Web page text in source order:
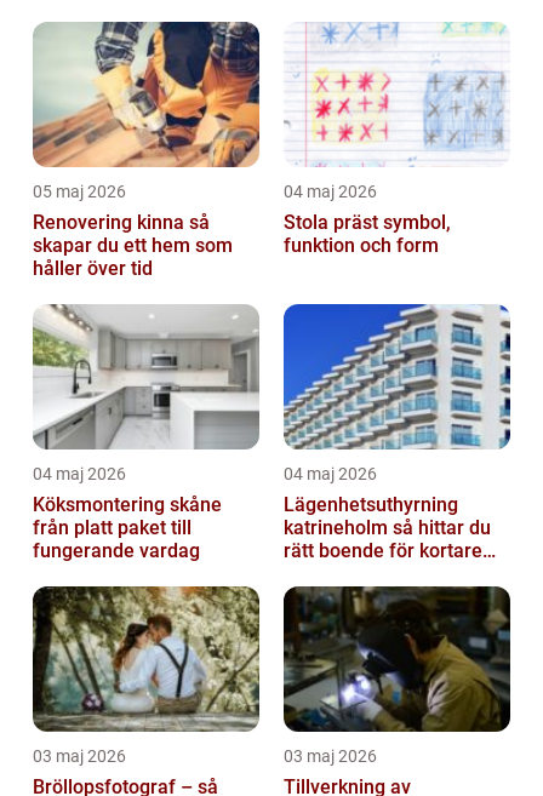
05 maj 2026
Renovering kinna så
skapar du ett hem som
håller över tid
04 maj 2026
Stola präst symbol,
funktion och form
04 maj 2026
Köksmontering skåne
från platt paket till
fungerande vardag
04 maj 2026
Lägenhetsuthyrning
katrineholm så hittar du
rätt boende för kortare
03 maj 2026
Bröllopsfotograf – så
03 maj 2026
Tillverkning av